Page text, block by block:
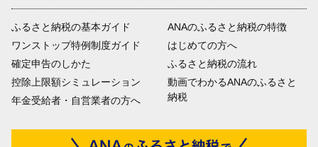
ふるさと納税の基本ガイド
ワンストップ特例制度ガイド
確定申告のしかた
控除上限額シミュレーション
年金受給者・自営業者の方へ
ANAのふるさと納税の特徴
はじめての方へ
ふるさと納税の流れ
動画でわかるANAのふるさと
納税